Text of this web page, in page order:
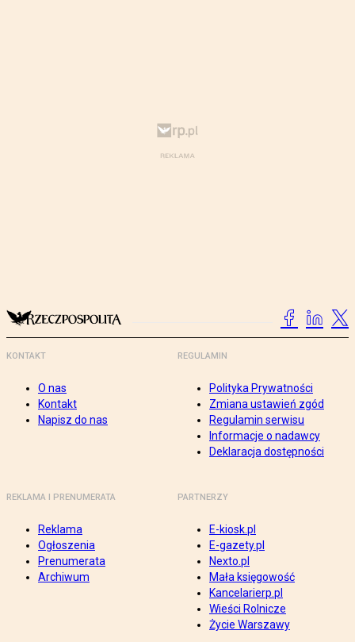
KONTAKT
O nas
Kontakt
Napisz do nas
REGULAMIN
Polityka Prywatności
Zmiana ustawień zgód
Regulamin serwisu
Informacje o nadawcy
Deklaracja dostępności
REKLAMA I PRENUMERATA
Reklama
Ogłoszenia
Prenumerata
Archiwum
PARTNERZY
E-kiosk.pl
E-gazety.pl
Nexto.pl
Mała księgowość
Kancelarierp.pl
Wieści Rolnicze
Życie Warszawy